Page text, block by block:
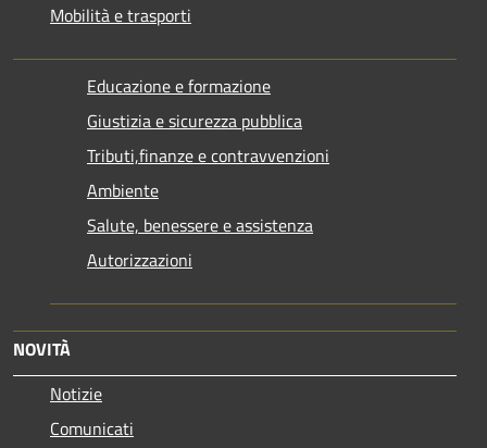
Mobilità e trasporti
Educazione e formazione
Giustizia e sicurezza pubblica
Tributi,finanze e contravvenzioni
Ambiente
Salute, benessere e assistenza
Autorizzazioni
NOVITÀ
Notizie
Comunicati